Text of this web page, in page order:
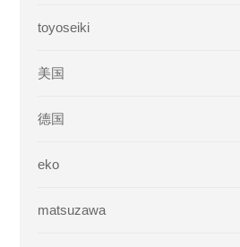
toyoseiki
美国
德国
eko
matsuzawa